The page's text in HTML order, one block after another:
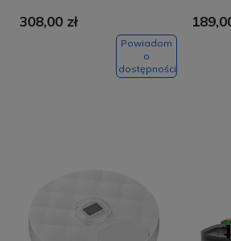
308,00 zł
Powiadom
o
dostępności